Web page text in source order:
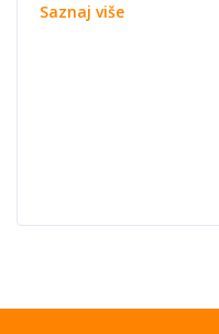
Saznaj više